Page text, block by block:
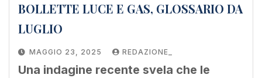
BOLLETTE LUCE E GAS, GLOSSARIO DA
LUGLIO
MAGGIO 23, 2025 REDAZIONE_
Una indagine recente svela che le